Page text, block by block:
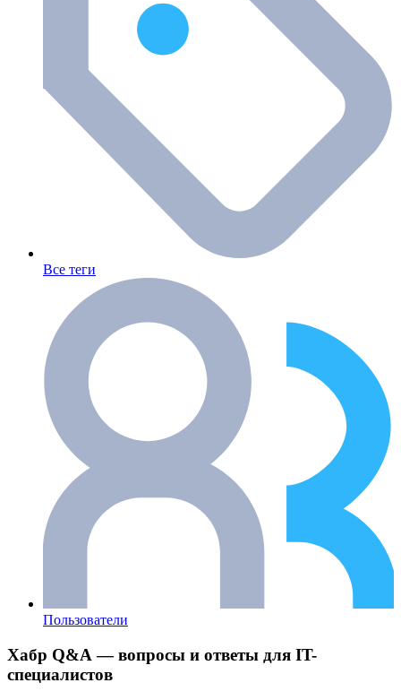
Все теги
Пользователи
Хабр Q&A — вопросы и ответы для IT-
специалистов